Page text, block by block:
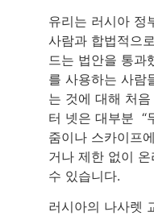
유리는 러시아 정
사람과 합법적으
드는 법안을 통과
를 사용하는 사람
는 것에 대해 처
터 넷은 대부분 “
줌이나 스카이프
거나 제한 없이
수 있습니다.
러시아의 나사렛